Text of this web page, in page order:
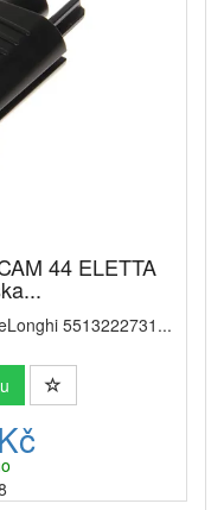
44 ELETTA
5513222731...